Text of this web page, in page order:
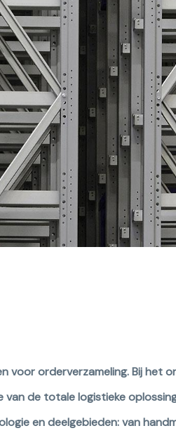
voor orderverzameling. Bij het
van de totale logistieke
en deelgebieden: van